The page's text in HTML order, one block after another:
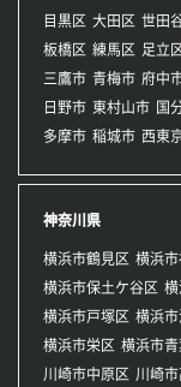
目黒区 大田区 世田
板橋区 練馬区 足立
三鷹市 青梅市 府中
日野市 東村山市 国
多摩市 稲城市 西東
神奈川県
横浜市鶴見区 横浜市
横浜市保土ケ谷区 横
横浜市戸塚区 横浜市
横浜市栄区 横浜市青
川崎市中原区 川崎